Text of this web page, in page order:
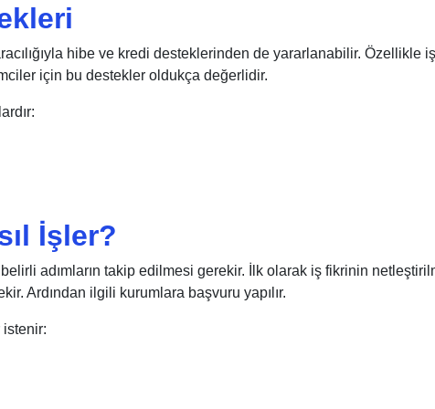
hibe ve kredi desteklerinden de yararlanabilir. Özellikle iş
için bu destekler oldukça değerlidir.
İşler?
adımların takip edilmesi gerekir. İlk olarak iş fikrinin
Ardından ilgili kurumlara başvuru yapılır.